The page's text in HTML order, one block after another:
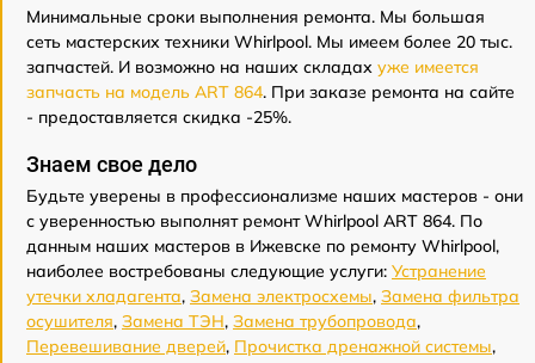
Минимальные сроки выполнения ремонта. Мы большая
сеть мастерских техники Whirlpool. Мы имеем более 20 тыс.
запчастей. И возможно на наших складах уже имеется
запчасть на модель ART 864. При заказе ремонта на сайте
- предоставляется скидка -25%.
Знаем свое дело
Будьте уверены в профессионализме наших мастеров - они
с уверенностью выполнят ремонт Whirlpool ART 864. По
данным наших мастеров в Ижевске по ремонту Whirlpool,
наиболее востребованы следующие услуги: Устранение
утечки хладагента, Замена электросхемы, Замена фильтра
осушителя, Замена ТЭН, Замена трубопровода,
Перевешивание дверей, Прочистка дренажной системы,